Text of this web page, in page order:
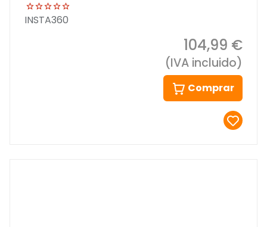
INSTA360
104,99 €
(IVA incluido)
Comprar